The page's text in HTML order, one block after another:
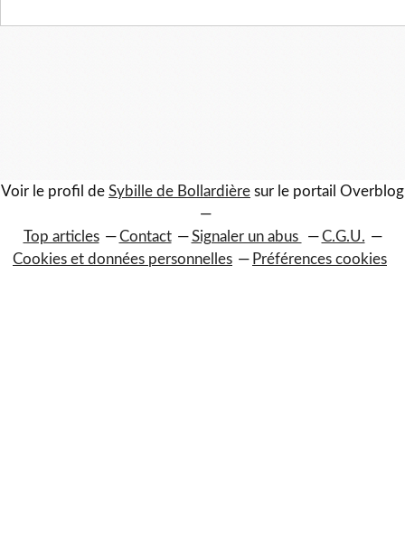
Voir le profil de Sybille de Bollardière sur le portail Overblog
Top articles Contact Signaler un abus
C.G.U.
Cookies et données personnelles
Préférences cookies